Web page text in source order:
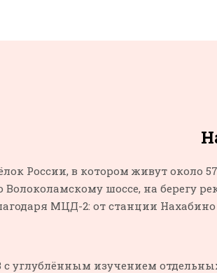
России, в котором живут около
Волоколамскому шоссе, на
МЦД-2: от станции
изучением